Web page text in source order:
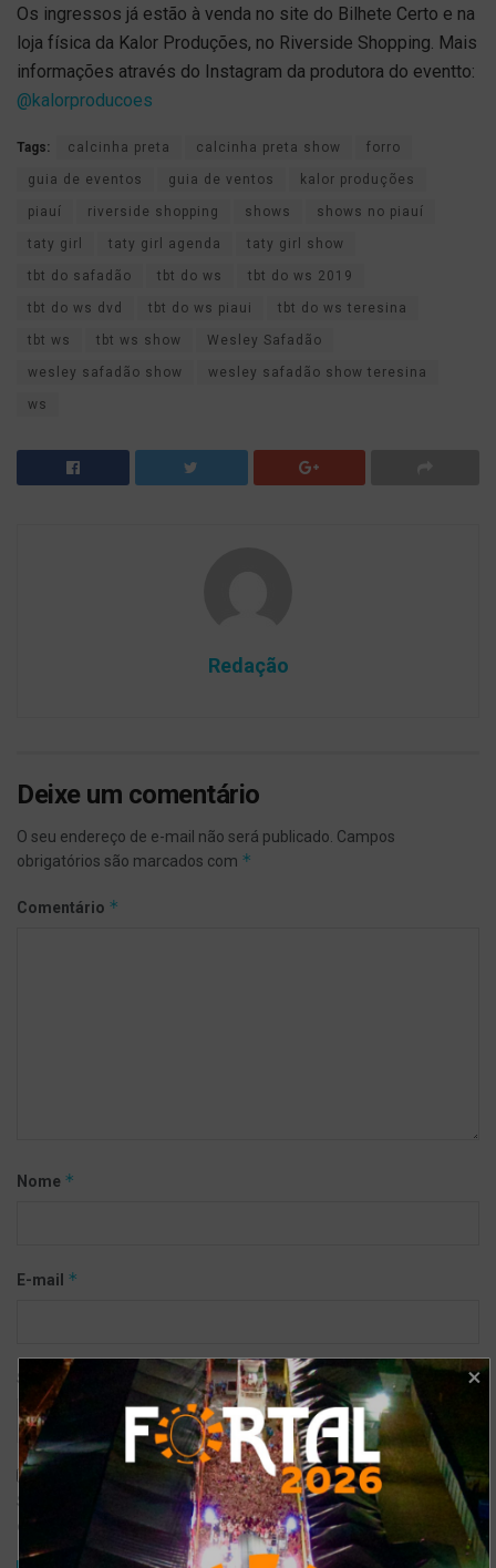
Os ingressos já estão à venda no site do Bilhete Certo e na
loja física da Kalor Produções, no Riverside Shopping. Mais
informações através do Instagram da produtora do eventto:
@kalorproducoes
Tags: calcinha preta calcinha preta show forro
guia de eventos guia de ventos kalor produções
piauí riverside shopping shows shows no piauí
taty girl taty girl agenda taty girl show
tbt do safadão tbt do ws tbt do ws 2019
tbt do ws dvd tbt do ws piaui tbt do ws teresina
tbt ws tbt ws show Wesley Safadão
wesley safadão show wesley safadão show teresina
ws
Redação
Deixe um comentário
O seu endereço de e-mail não será publicado. Campos
obrigatórios são marcados com *
Comentário *
Nome *
E-mail *
Site
Salvar meus dados neste navegador para a próxima vez que eu
comentar.